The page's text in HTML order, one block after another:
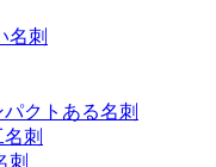
名刺
クトある名刺
刺
刺